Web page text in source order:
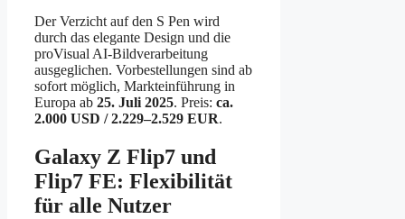
Der Verzicht auf den S Pen wird
durch das elegante Design und die
proVisual AI-Bildverarbeitung
ausgeglichen. Vorbestellungen sind ab
sofort möglich, Markteinführung in
Europa ab 25. Juli 2025. Preis: ca.
2.000 USD / 2.229–2.529 EUR.
Galaxy Z Flip7 und
Flip7 FE: Flexibilität
für alle Nutzer